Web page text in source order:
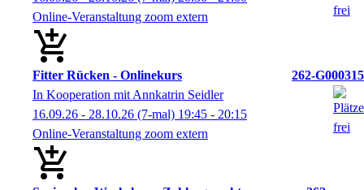
Online-Veranstaltung zoom extern
Fitter Rücken - Onlinekurs
262-G000315
In Kooperation mit Annkatrin Seidler
16.09.26 - 28.10.26 (7-mal) 19:45 - 20:15
Online-Veranstaltung zoom extern